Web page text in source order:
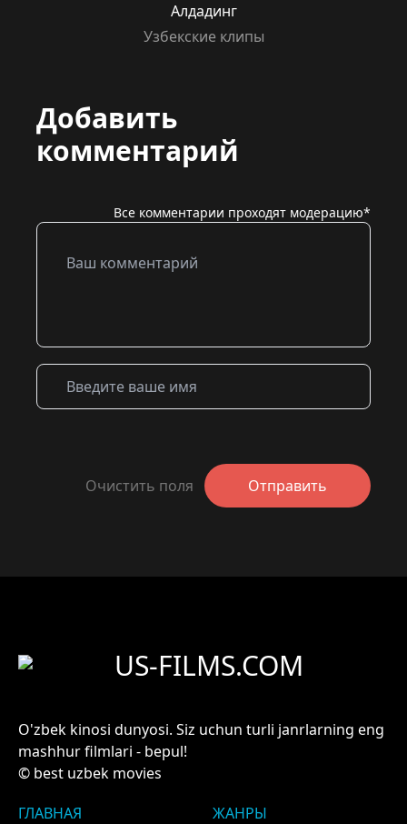
Алдадинг
Узбекские клипы
Добавить
комментарий
Все комментарии проходят модерацию*
Очистить поля Отправить
US-FILMS.COM
O'zbek kinosi dunyosi. Siz uchun turli janrlarning eng
mashhur filmlari - bepul!
© best uzbek movies
ГЛАВНАЯ
ЖАНРЫ